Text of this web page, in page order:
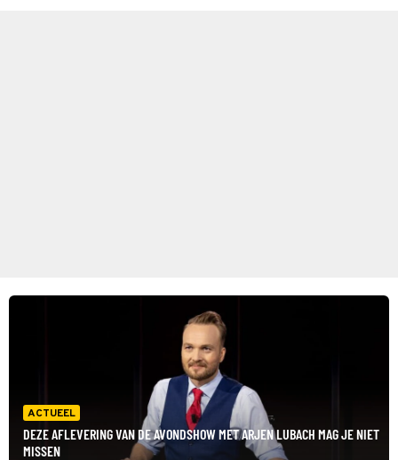
ACTUEEL
DEZE AFLEVERING VAN DE AVONDSHOW MET ARJEN LUBACH MAG JE NIET
MISSEN